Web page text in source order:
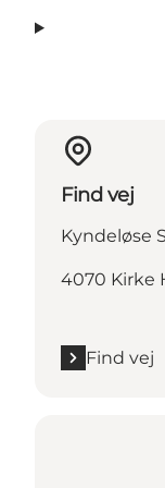
Find vej
Kyndeløse
4070 Kirke
Find vej